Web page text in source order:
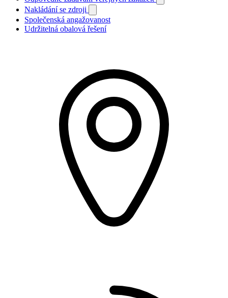
Nakládání se zdroji
Společenská angažovanost
Udržitelná obalová řešení